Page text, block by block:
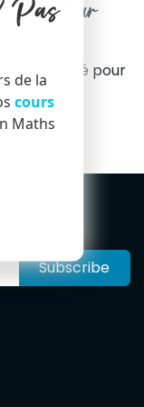
pour
planifié pour
Subscribe
Pas
de la
cours
Maths